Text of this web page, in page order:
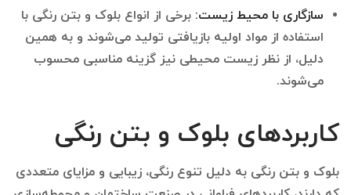
سازگاری با محیط زیست: برخی از انواع بلوک و بتن رنگی با
استفاده از مواد اولیه بازیافتی تولید می‌شوند و به همین
دلیل، از نظر زیست محیطی نیز گزینه مناسبی محسوب
می‌شوند.
کاربردهای بلوک و بتن رنگی
بلوک و بتن رنگی به دلیل تنوع رنگی، زیبایی و مزایای متعددی